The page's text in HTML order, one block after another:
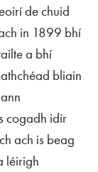
de chuid
in 1899 bhí
a bhí
bliain
cogadh idir
ach is beag
léirigh